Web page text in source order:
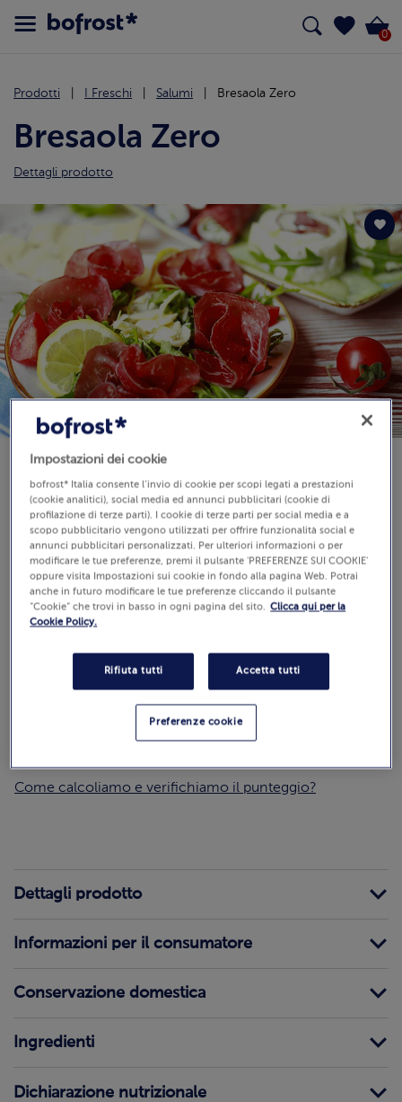
0
Prodotti I Freschi Salumi Bresaola Zero
Bresaola Zero
Dettagli prodotto
Disponibilità
€ 7,69
70 g (Prezzo al Kg 109.86 €)
Aggiungi al carrello
Come calcoliamo e verifichiamo il punteggio?
Dettagli prodotto
Informazioni per il consumatore
Conservazione domestica
Ingredienti
Dichiarazione nutrizionale
Impostazioni dei cookie
bofrost* Italia consente l’invio di cookie per scopi legati a prestazioni
(cookie analitici), social media ed annunci pubblicitari (cookie di
profilazione di terze parti). I cookie di terze parti per social media e a
scopo pubblicitario vengono utilizzati per offrire funzionalità social e
annunci pubblicitari personalizzati. Per ulteriori informazioni o per
modificare le tue preferenze, premi il pulsante 'PREFERENZE SUI COOKIE'
oppure visita Impostazioni sui cookie in fondo alla pagina Web. Potrai
anche in futuro modificare le tue preferenze cliccando il pulsante
“Cookie” che trovi in basso in ogni pagina del sito. Clicca qui per la
Cookie Policy.
Rifiuta tutti Accetta tutti
Preferenze cookie